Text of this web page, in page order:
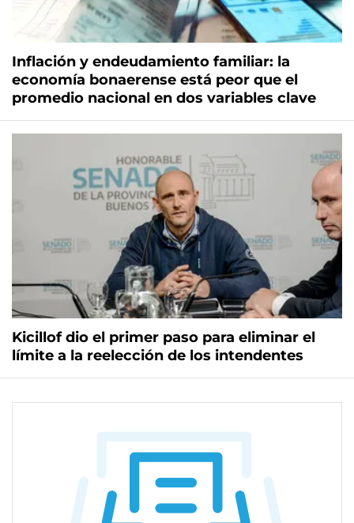
Inflación y endeudamiento familiar: la
economía bonaerense está peor que el
promedio nacional en dos variables clave
Kicillof dio el primer paso para eliminar el
límite a la reelección de los intendentes